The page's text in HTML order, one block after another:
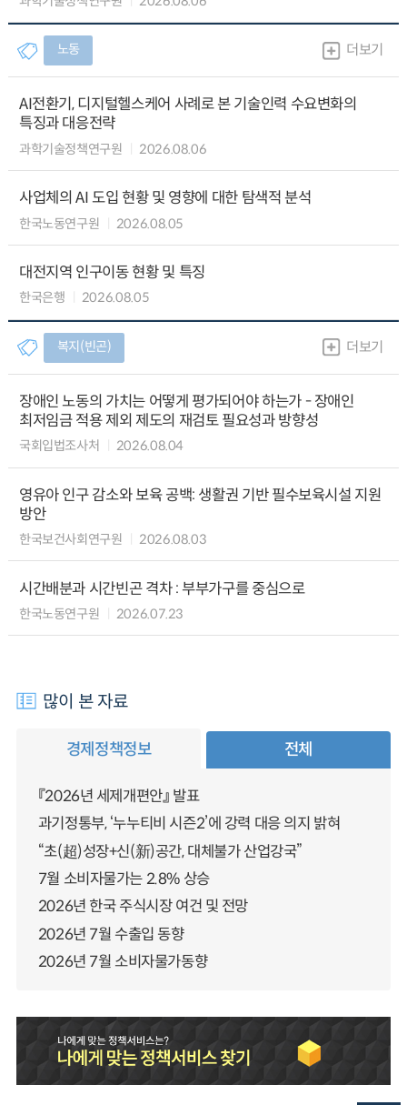
노동 더보기
AI전환기, 디지털헬스케어 사례로 본 기술인력 수요변화의
특징과 대응전략
과학기술정책연구원 2026.08.06
사업체의 AI 도입 현황 및 영향에 대한 탐색적 분석
한국노동연구원 2026.08.05
대전지역 인구이동 현황 및 특징
한국은행 2026.08.05
복지(빈곤) 더보기
장애인 노동의 가치는 어떻게 평가되어야 하는가 - 장애인
최저임금 적용 제외 제도의 재검토 필요성과 방향성
국회입법조사처 2026.08.04
영유아 인구 감소와 보육 공백: 생활권 기반 필수보육시설 지원
방안
한국보건사회연구원 2026.08.03
시간배분과 시간빈곤 격차 : 부부가구를 중심으로
한국노동연구원 2026.07.23
많이 본 자료
경제정책정보 전체
『2026년 세제개편안』 발표
과기정통부, ‘누누티비 시즌2’에 강력 대응 의지 밝혀
“초(超)성장+신(新)공간, 대체불가 산업강국”
7월 소비자물가는 2.8% 상승
2026년 한국 주식시장 여건 및 전망
2026년 7월 수출입 동향
2026년 7월 소비자물가동향